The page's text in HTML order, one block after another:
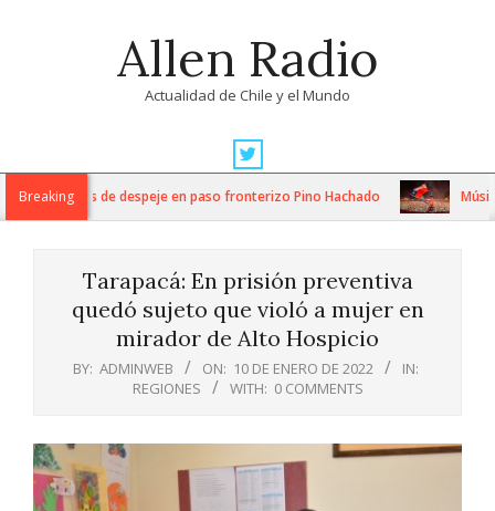
Allen Radio
Actualidad de Chile y el Mundo
Navigation
MenuBreaking
trabajos de despeje en paso fronterizo Pino Hachado Música:
Tarapacá: En prisión preventiva
quedó sujeto que violó a mujer en
mirador de Alto Hospicio
BY: ADMINWEB ON: 10 DE ENERO DE 2022
IN:
REGIONES
WITH: 0 COMMENTS